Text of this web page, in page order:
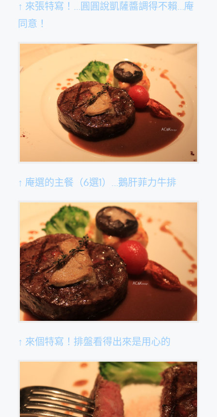
↑ 來張特寫！…圓圓說凱薩醬調得不賴…庵
同意！
↑ 庵選的主餐（6選1）…鵝肝菲力牛排
↑ 來個特寫！排盤看得出來是用心的